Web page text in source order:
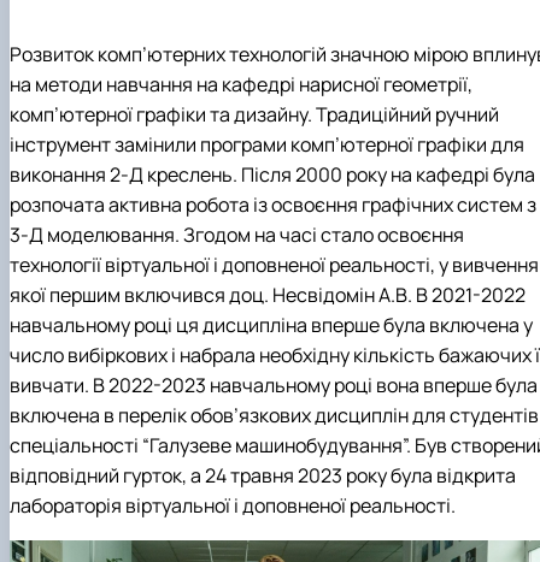
Розвиток комп’ютерних технологій значною мірою
на методи навчання на кафедрі нарисної геометрії,
комп’ютерної графіки та дизайну. Традиційний ручний
інструмент замінили програми комп’ютерної графіки для
виконання 2-Д креслень. Після 2000 року на кафедрі була
розпочата активна робота із освоєння графічних систем з
3-Д моделювання. Згодом на часі стало освоєння
технології віртуальної і доповненої реальності, у вивчення
якої першим включився доц. Несвідомін А.В. В 2021-2022
навчальному році ця дисципліна вперше була включена у
число вибіркових і набрала необхідну кількість бажаючих
вивчати. В 2022-2023 навчальному році вона вперше була
включена в перелік обов’язкових дисциплін для студентів
спеціальності “Галузеве машинобудування”. Був
відповідний гурток, а 24 травня 2023 року була відкрита
лабораторія віртуальної і доповненої реальності.